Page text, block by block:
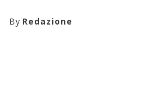
By Redazione